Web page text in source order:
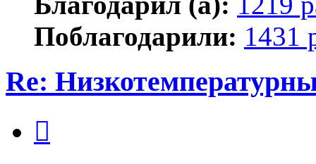
Поблагодарили: 1431
Re: